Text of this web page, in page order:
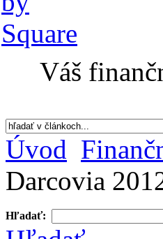
Váš
Úvod
Darcovia
Hľadať: